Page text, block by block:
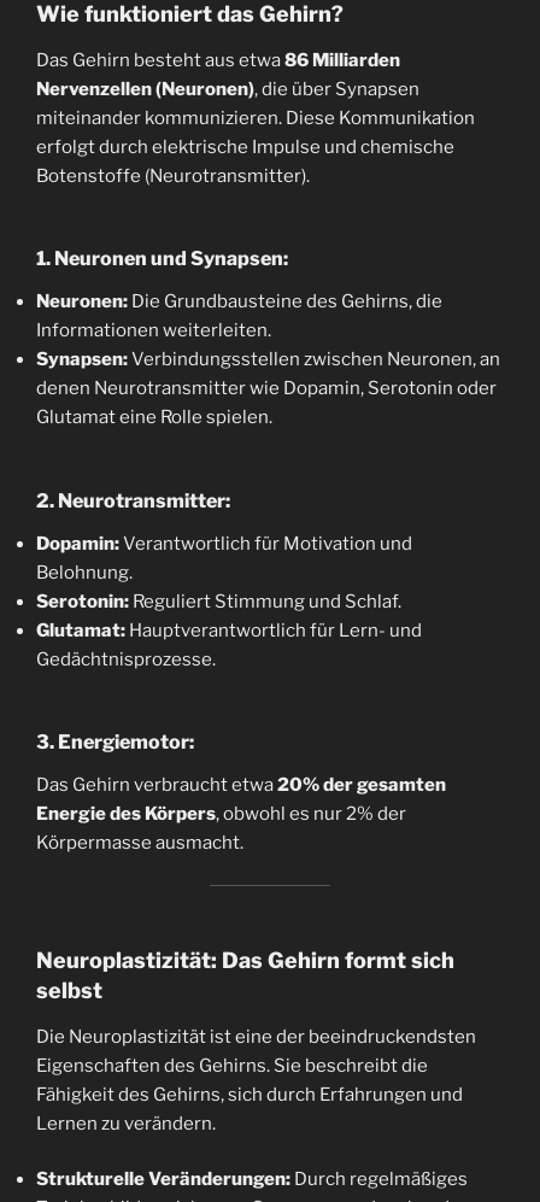
Wie funktioniert das Gehirn?
Das Gehirn besteht aus etwa86 Milliarden
Nervenzellen (Neuronen), die über Synapsen
miteinander kommunizieren. Diese Kommunikation
erfolgt durch elektrische Impulse und chemische
Botenstoffe (Neurotransmitter).
1. Neuronen und Synapsen:
Neuronen: Die Grundbausteine des Gehirns, die
Informationen weiterleiten.
Synapsen:Verbindungsstellen zwischen Neuronen, an
denen Neurotransmitter wie Dopamin, Serotonin oder
Glutamat eine Rolle spielen.
2. Neurotransmitter:
Dopamin:Verantwortlich für Motivation und
Belohnung.
Serotonin: Reguliert Stimmung und Schlaf.
Glutamat: Hauptverantwortlich für Lern- und
Gedächtnisprozesse.
3. Energiemotor:
Das Gehirn verbraucht etwa20% der gesamten
Energie des Körpers, obwohl es nur 2% der
Körpermasse ausmacht.
Neuroplastizität: Das Gehirn formt sich
selbst
Die Neuroplastizität ist eine der beeindruckendsten
Eigenschaften des Gehirns. Sie beschreibt die
Fähigkeit des Gehirns, sich durch Erfahrungen und
Lernen zu verändern.
Strukturelle Veränderungen: Durch regelmäßiges